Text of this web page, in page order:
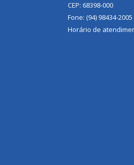
CEP: 68398-000
Fone: (94) 98434-2005
Horário de